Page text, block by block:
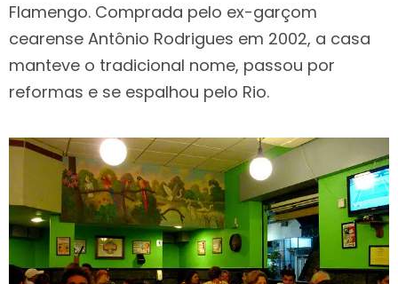
Flamengo. Comprada pelo ex-garçom
cearense Antônio Rodrigues em 2002, a casa
manteve o tradicional nome, passou por
reformas e se espalhou pelo Rio.